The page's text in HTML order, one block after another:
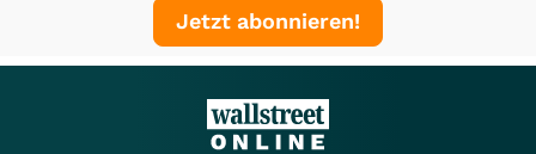
Jetzt abonnieren!